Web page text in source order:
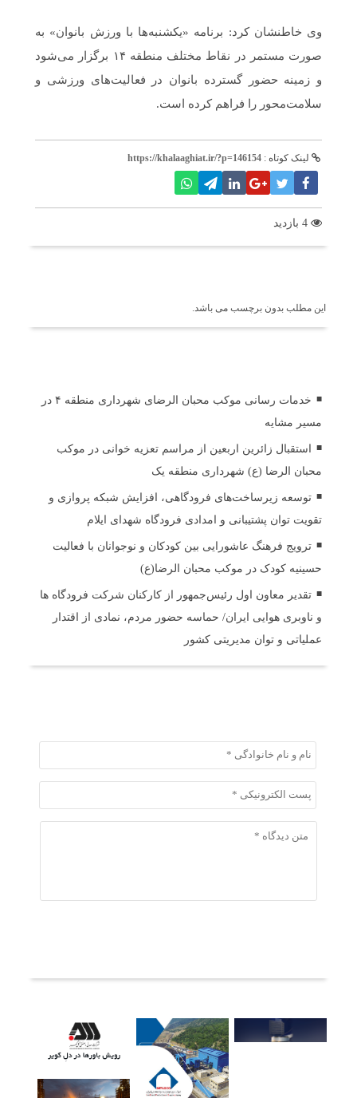
وی خاطنشان کرد: برنامه «یکشنبه‌ها با ورزش بانوان» به
صورت مستمر در نقاط مختلف منطقه ۱۴ برگزار می‌شود
و زمینه حضور گسترده بانوان در فعالیت‌های ورزشی و
سلامت‌محور را فراهم کرده است.
لینک کوتاه : https://khalaaghiat.ir/?p=146154
این مطلب بدون برچسب می باشد.
خدمات رسانی موکب محبان الرضای شهرداری منطقه ۴ در
مسیر مشایه
استقبال زائرین اربعین از مراسم تعزیه خوانی در موکب
محبان الرضا (ع) شهرداری منطقه یک
توسعه زیرساخت‌های فرودگاهی، افزایش شبکه پروازی و
تقویت توان پشتیبانی و امدادی فرودگاه شهدای ایلام
ترویج فرهنگ عاشورایی بین کودکان و نوجوانان با فعالیت
حسینیه کودک در موکب محبان الرضا(ع)
تقدیر معاون اول رئیس‌جمهور از کارکنان شرکت فرودگاه ها
و ناوبری هوایی ایران/ حماسه حضور مردم، نمادی از اقتدار
عملیاتی و توان مدیریتی کشور